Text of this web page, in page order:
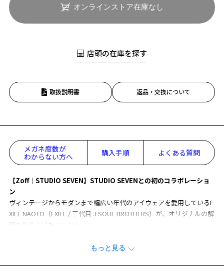
オンラインストア在庫なし
店頭の在庫を探す
取扱説明書 返品・交換について
メガネ度数が
わからない方へ
購入手順 よくある質問
【Zoff｜STUDIO SEVEN】STUDIO SEVENとの初のコラボレーショ
ン
ヴィンテージからモダンまで幅広い年代のアイウェアを愛用しているE
XILE NAOTO（EXILE / 三代目 J SOUL BROTHERS）が、オリジナルの解
釈で作り上げたコレクション。
という気持ちが込められています。
【デザイン】